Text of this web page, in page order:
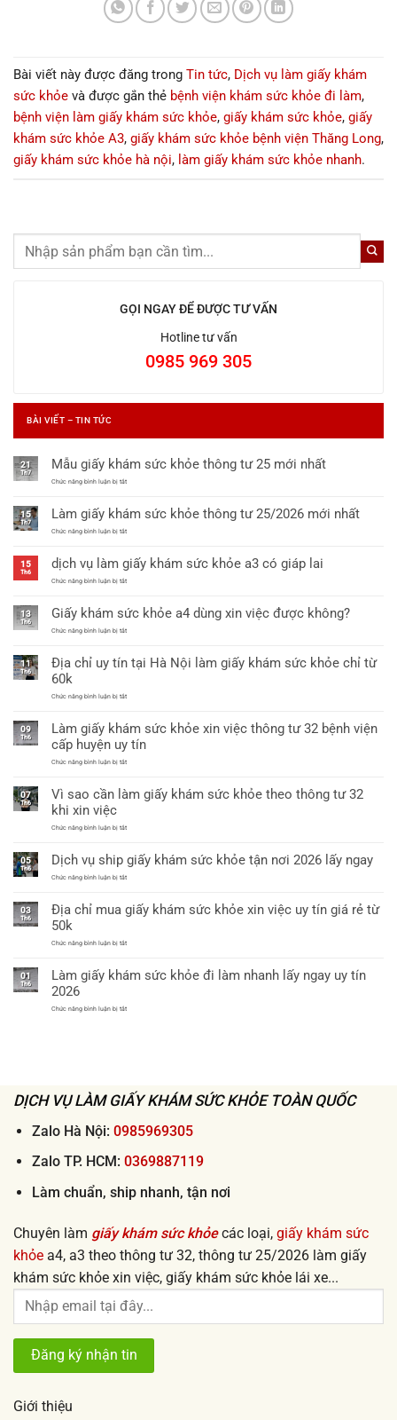
GỌI NGAY ĐỂ ĐƯỢC TƯ VẤN
Hotline tư vấn
0985 969 305
BÀI VIẾT – TIN TỨC
21
Th7
Mẫu giấy khám sức khỏe thông tư 25 mới nhất
Chức năng bình luận bị tắtở
khám
sức
khỏe
25
mới
nhất
15
Th7
Làm giấy khám sức khỏe thông tư 25/2026 mới nhất
Chức năng bình luận bị tắtở
khám
sức
khỏe
25/2026
mới
nhất
15
Th6
dịch vụ làm giấy khám sức khỏe a3 có giáp lai
Chức năng bình luận bị tắtở
làm
giấy
khám
a3
có
13
Th6
Giấy khám sức khỏe a4 dùng xin việc được không?
Chức năng bình luận bị tắtở
sức
khỏe
xin
không?
11
Th6
Địa chỉ uy tín tại Hà Nội làm giấy khám sức khỏe chỉ từ
60k
Chức năng bình luận bị tắtở
uy
tín
tại
Nội
khám
09
Th6
Làm giấy khám sức khỏe xin việc thông tư 32 bệnh viện
cấp huyện uy tín
Chức năng bình luận bị tắtở
khám
sức
việc
32
bệnh
viện
uy
tín
07
Th6
Vì sao cần làm giấy khám sức khỏe theo thông tư 32
khi xin việc
Chức năng bình luận bị tắtở
cần
làm
giấy
khỏe
theo
32
việc
05
Th6
Dịch vụ ship giấy khám sức khỏe tận nơi 2026 lấy ngay
Chức năng bình luận bị tắtở
ship
giấy
khỏe
2026
03
Th6
Địa chỉ mua giấy khám sức khỏe xin việc uy tín giá rẻ từ
50k
Chức năng bình luận bị tắtở
mua
giấy
khỏe
01
Th6
Làm giấy khám sức khỏe đi làm nhanh lấy ngay uy tín
2026
Chức năng bình luận bị tắtở
lấy
ngay
tín
2026
Bài viết này được đăng trong Tin tức, Dịch vụ làm giấy khám
sức khỏe và được gắn thẻ bệnh viện khám sức khỏe đi làm,
bệnh viện làm giấy khám sức khỏe, giấy khám sức khỏe, giấy
khám sức khỏe A3, giấy khám sức khỏe bệnh viện Thăng Long,
giấy khám sức khỏe hà nội, làm giấy khám sức khỏe nhanh.
DỊCH VỤ LÀM GIẤY KHÁM SỨC KHỎE TOÀN QUỐC
Zalo Hà Nội: 0985969305
Zalo TP. HCM: 0369887119
Làm chuẩn, ship nhanh, tận nơi
Chuyên làm giấy khám sức khỏecác loại, giấy khám sức
khỏe a4, a3 theo thông tư 32, thông tư 25/2026 làm giấy
khám sức khỏe xin việc, giấy khám sức khỏe lái xe...
Giới thiệu